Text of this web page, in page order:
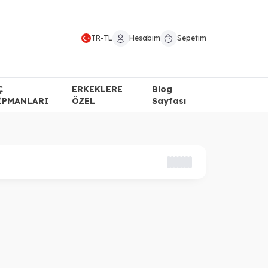
TR-TL Hesabım Sepetim
ERKEKLERE
ÖZEL
Blog
Sayfası